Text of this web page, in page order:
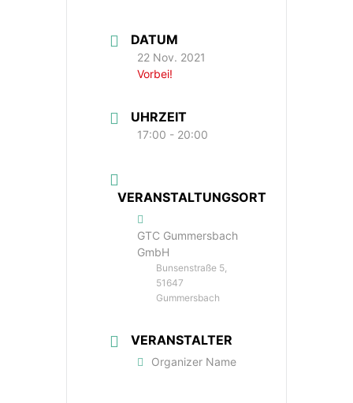
DATUM
22 Nov. 2021
Vorbei!
UHRZEIT
17:00 - 20:00
VERANSTALTUNGSORT
GTC Gummersbach
GmbH
Bunsenstraße 5,
51647
Gummersbach
VERANSTALTER
Organizer Name